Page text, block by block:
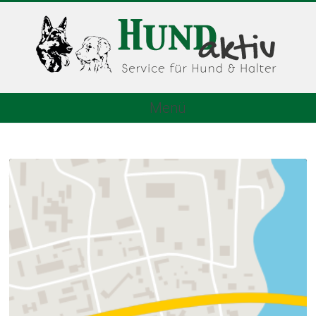
Menü
Anschrift
hundaktiv
Volker Thorn
Lange Str. 3-5
32791 Lage
Telefon